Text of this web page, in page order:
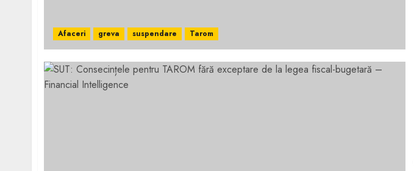
Afaceri greva suspendare Tarom